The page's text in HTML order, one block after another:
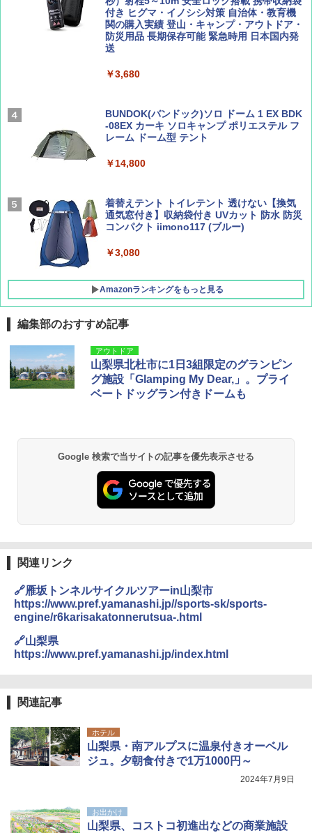
Coyote No.89 特集 星野道夫 夢見る旅
AIRLINE（エアライン）2026年9月号【特
集】ボーイング110周年を祝して！
￥1,760
地球の歩き方 スター・ウォーズ
A26 地球の歩き方 チェコ ポーランド スロヴ
ァキア 2026～2027 地球の歩き方A ヨーロッ
テント ワンタッチ RENEW 幅200 2-3人用 43
500002(88859)
￥5,999
ーティング フルクローズ メッシュ 3-4人用
簡単設置 ポップアップテント エクルベージ
ュ(BC仕様) PATC-150B(EB)
￥9,990
[キャンパーズコレクション 山善] 傘みたいに
広げるだけ パッとサッとテント キューブワ
イド ブラックコーティング フルクローズ メ
ATCW-150B エクルベージュ
付き ヒグマ・イノシシ対策 自治体・教育機
関の購入実績 登山・キャンプ・アウトドア・
防災用品 長期保存可能 緊急時用 日本国内発
送
￥3,680
BUNDOK(バンドック)ソロ ドーム 1 EX BDK
-08EX カーキ ソロキャンプ ポリエステル フ
レーム ドーム型 テント
￥14,800
着替えテント トイレテント 透けない【換気
通気窓付き】収納袋付き UVカット 防水 防災
コンパクト iimono117 (ブルー)
￥3,080
Amazonランキングをもっと見る
編集部のおすすめ記事
アウトドア
山梨県北杜市に1日3組限定のグランピン
グ施設「Glamping My Dear,」。プライ
ベートドッグラン付きドームも
Google 検索で当サイトの記事を優先表示させる
関連リンク
🔗雁坂トンネルサイクルツアーin山梨市
https://www.pref.yamanashi.jp//sports-sk/sports-
engine/r6karisakatonnerutsua-.html
🔗山梨県
https://www.pref.yamanashi.jp/index.html
関連記事
ホテル
山梨県・南アルプスに温泉付きオーベル
ジュ。夕朝食付きで1万1000円～
2024年7月9日
お出かけ
山梨県、コストコ初進出などの商業施設